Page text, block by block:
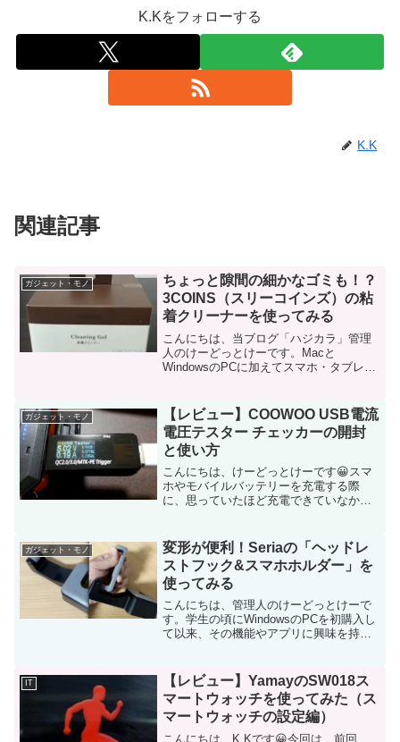
K.Kをフォローする
K.K
関連記事
ガジェット・モノ
ちょっと隙間の細かなゴミも！？
3COINS（スリーコインズ）の粘
着クリーナーを使ってみる
こんにちは、当ブログ「ハジカラ」管理
人のけーどっとけーです。Macと
WindowsのPCに加えてスマホ・タブレッ
と合わせ日々の経験や発見を当ブログで
紹介しています。ほぼ...
ガジェット・モノ
【レビュー】COOWOO USB電流
電圧テスター チェッカーの開封
と使い方
こんにちは、けーどっとけーです😀スマ
ホやモバイルバッテリーを充電する際
に、思っていたほど充電できていなかっ
のかはわかりにくいものです。USB接続
の間に接続するだけで、電...
ガジェット・モノ
変形が便利！Seriaの「ヘッドレ
ストフック&スマホホルダー」を
使ってみる
こんにちは、管理人のけーどっとけーで
す。学生の頃にWindowsのPCを初購入し
て以来、その機能やアプリに興味を持ち
機能や便利なアプリを使ってみることを
趣味としてい...
IT
【レビュー】YamayのSW018ス
マートウォッチを使ってみた（ス
マートウォッチの設定編）
こんにちは、K.Kです😀今回は、前回